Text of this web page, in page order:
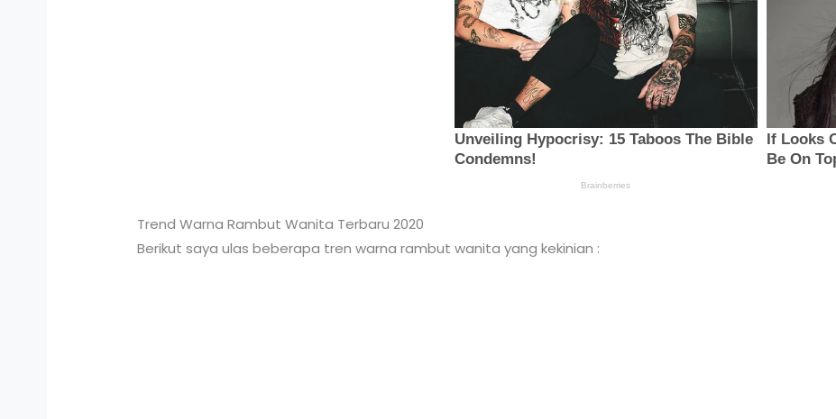
Trend Warna Rambut Wanita Terbaru 2020
Berikut saya ulas beberapa tren warna rambut wanita yang kekinian :